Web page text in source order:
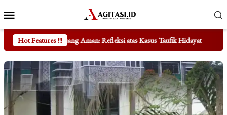
ke
kontenMobile
Hot Features !!!
Refleksi atas Kasus Taufik Hidayat Mengungkap Fakta di